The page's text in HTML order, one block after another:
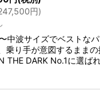
円)
中波サイズでベストな
乗り手が意図するままの
THE DARK No.1に選ば